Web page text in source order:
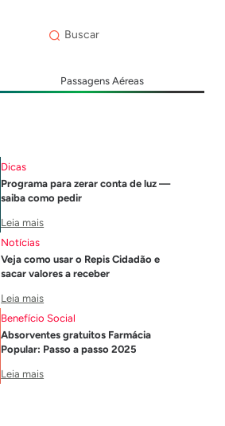
Passagens Aéreas
Dicas
Programa para zerar conta de luz —
saiba como pedir
Leia mais
Notícias
Veja como usar o Repis Cidadão e
sacar valores a receber
Leia mais
Benefício Social
Absorventes gratuitos Farmácia
Popular: Passo a passo 2025
Leia mais